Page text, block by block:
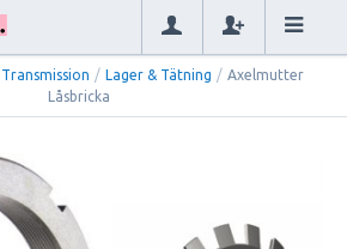
Transmission / Lager & Tätning / Axelmutter
Låsbricka